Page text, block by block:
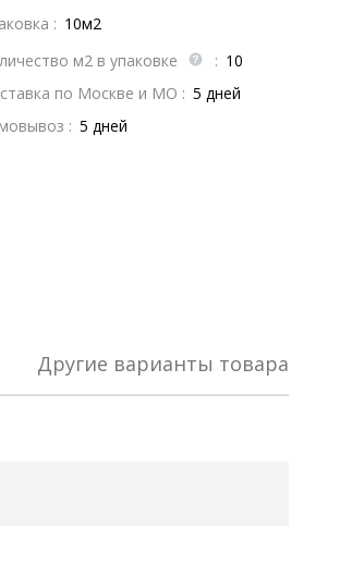
: 10м2
м2 в упаковке
: 10
по Москве и МО : 5 дней
: 5 дней
Другие варианты товара